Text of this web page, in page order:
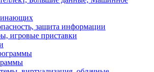
защита информации
игровые приставки